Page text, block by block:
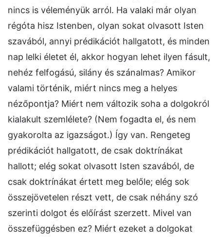
nincs is véleményük arról. Ha valaki már olyan
régóta hisz Istenben, olyan sokat olvasott Isten
szavából, annyi prédikációt hallgatott, és minden
nap lelki életet él, akkor hogyan lehet ilyen fásult,
nehéz felfogású, silány és szánalmas? Amikor
valami történik, miért nincs meg a helyes
nézőpontja? Miért nem változik soha a dolgokról
kialakult szemlélete? (Nem fogadta el, és nem
gyakorolta az igazságot.) Így van. Rengeteg
prédikációt hallgatott, de csak doktrínákat
hallott; elég sokat olvasott Isten szavából, de
csak doktrínákat értett meg belőle; elég sok
összejövetelen részt vett, de csak néhány szó
szerinti dolgot és előírást szerzett. Mivel van
összefüggésben ez? Miért ezeket a dolgokat